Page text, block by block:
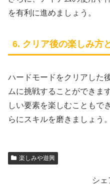
を有利に進めましょう。
6. クリア後の楽しみ方
ハードモードをクリアした
ムに挑戦することができま
しい要素を楽しむこともで
らにスキルを磨きましょう。
楽しみや遊興
シェ